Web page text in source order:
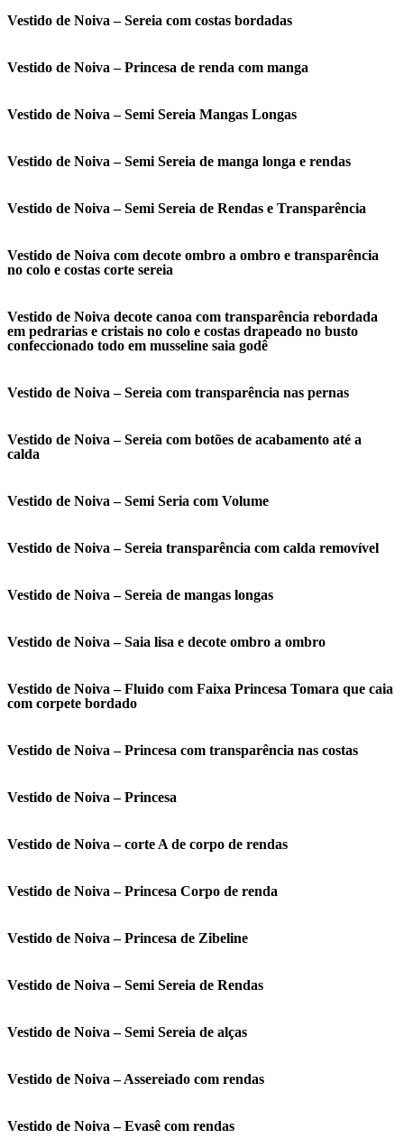
Vestido de Noiva – Sereia com costas bordadas
Vestido de Noiva – Princesa de renda com manga
Vestido de Noiva – Semi Sereia Mangas Longas
Vestido de Noiva – Semi Sereia de manga longa e rendas
Vestido de Noiva – Semi Sereia de Rendas e Transparência
Vestido de Noiva com decote ombro a ombro e transparência
no colo e costas corte sereia
Vestido de Noiva decote canoa com transparência rebordada
em pedrarias e cristais no colo e costas drapeado no busto
confeccionado todo em musseline saia godê
Vestido de Noiva – Sereia com transparência nas pernas
Vestido de Noiva – Sereia com botões de acabamento até a
calda
Vestido de Noiva – Semi Seria com Volume
Vestido de Noiva – Sereia transparência com calda removível
Vestido de Noiva – Sereia de mangas longas
Vestido de Noiva – Saia lisa e decote ombro a ombro
Vestido de Noiva – Fluido com Faixa Princesa Tomara que caia
com corpete bordado
Vestido de Noiva – Princesa com transparência nas costas
Vestido de Noiva – Princesa
Vestido de Noiva – corte A de corpo de rendas
Vestido de Noiva – Princesa Corpo de renda
Vestido de Noiva – Princesa de Zibeline
Vestido de Noiva – Semi Sereia de Rendas
Vestido de Noiva – Semi Sereia de alças
Vestido de Noiva – Assereiado com rendas
Vestido de Noiva – Evasê com rendas